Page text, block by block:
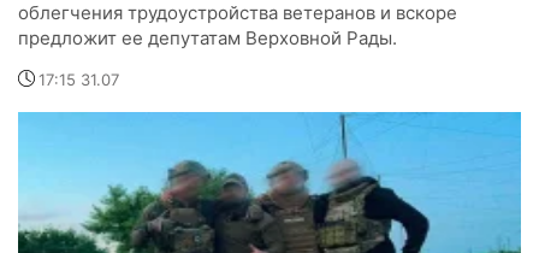
облегчения трудоустройства ветеранов и вскоре
предложит ее депутатам Верховной Рады.
17:15 31.07